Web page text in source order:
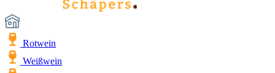
Rotwein
Weißwein